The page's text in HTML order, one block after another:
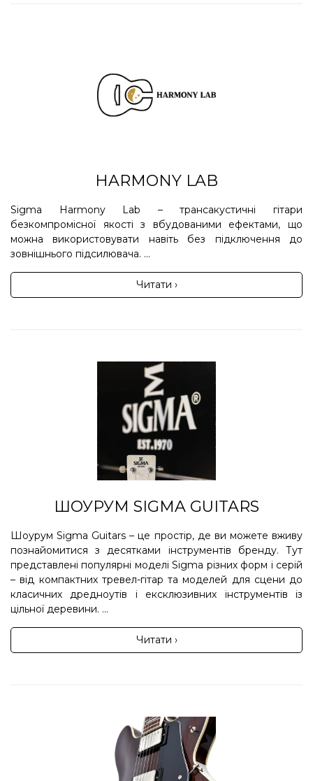
HARMONY LAB
Sigma Harmony Lab – трансакустичні гітари
безкомпромісної якості з вбудованими ефектами, що
можна використовувати навіть без підключення до
зовнішнього підсилювача. ...
Читати ›
ШОУРУМ SIGMA GUITARS
Шоурум Sigma Guitars – це простір, де ви можете вживу
познайомитися з десятками інструментів бренду. Тут
представлені популярні моделі Sigma різних форм і серій
– від компактних тревел-гітар та моделей для сцени до
класичних дредноутів і ексклюзивних інструментів із
цільної деревини. ...
Читати ›